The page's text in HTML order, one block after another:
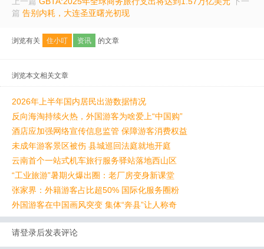
篇 告别内耗，大连圣亚曙光初现
浏览有关 住小叮 资讯 的文章
浏览本文相关文章
2026年上半年国内居民出游数据情况
反向海淘持续火热，外国游客为啥爱上“中国购”
酒店应加强网络宣传信息监管 保障游客消费权益
未成年游客景区被伤 县城巡回法庭就地开庭
云南首个一站式机车旅行服务驿站落地西山区
“工业旅游”暑期火爆出圈：老厂房变身新课堂
张家界：外籍游客占比超50% 国际化服务圈粉
外国游客在中国画风突变 集体“奔县”让人称奇
请登录后发表评论